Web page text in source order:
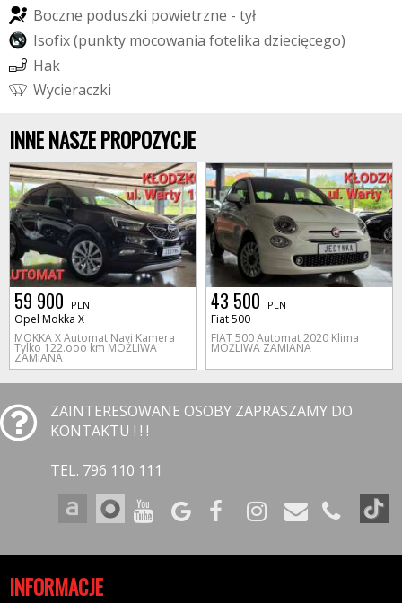
Boczne poduszki powietrzne - tył
Isofix(punkty mocowania fotelika dziecięcego)
Hak
Wycieraczki
INNE NASZE PROPOZYCJE
59 900 PLN
Opel Mokka X
MOKKA X Automat Navi Kamera
Tylko 122.ooo km MOŻLIWA
ZAMIANA
43 500 PLN
Fiat 500
FIAT 500 Automat 2020 Klima
MOŻLIWA ZAMIANA
ZAINTERESOWANE OSOBY ZAPRASZAMY DO
KONTAKTU ! ! !
TEL. 796 110 111
INFORMACJE